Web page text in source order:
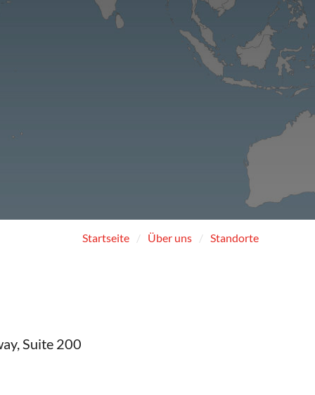
Startseite Über uns Standorte
Suite 200